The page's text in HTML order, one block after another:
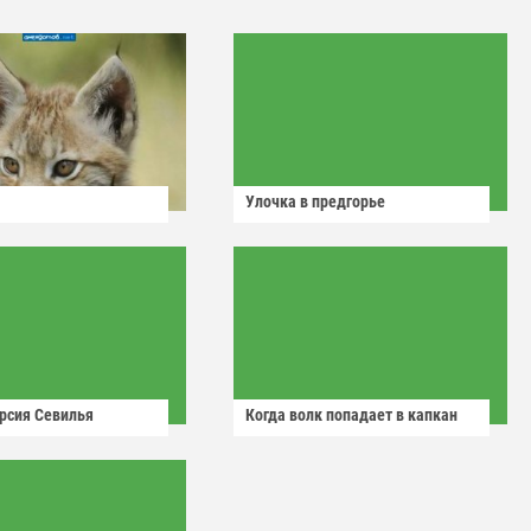
Улочка в предгорье
Севилья Когда волк попадает в капкан